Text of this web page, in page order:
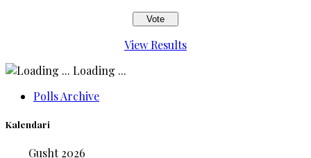
View Results
Loading ...
Polls Archive
Kalendari
Gusht 2026